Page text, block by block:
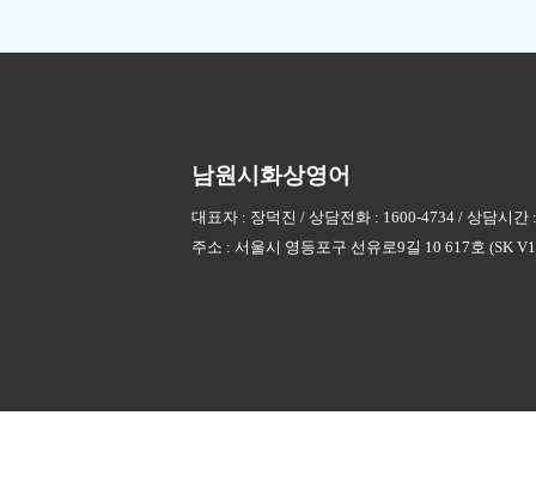
남원시화상영어
대표자 : 장덕진 / 상담전화 : 1600-4734 / 상담시간
주소 : 서울시 영등포구 선유로9길 10 617호 (SK